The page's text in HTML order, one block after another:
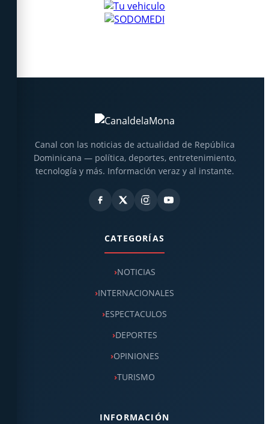
Canal con las noticias de actualidad de República
Dominicana — política, deportes, entretenimiento,
tecnología y más. Información veraz y al instante.
CATEGORÍAS
NOTICIAS
INTERNACIONALES
ESPECTACULOS
DEPORTES
OPINIONES
TURISMO
INFORMACIÓN